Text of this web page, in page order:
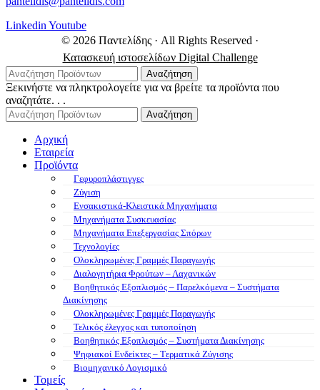
Linkedin Youtube
© 2026 Παντελίδης · All Rights Reserved ·
Κατασκευή ιστοσελίδων Digital Challenge
Αναζήτηση
Ξεκινήστε να πληκτρολογείτε για να βρείτε τα προϊόντα που
αναζητάτε. . .
Αναζήτηση
Αρχική
Εταιρεία
Προϊόντα
Γεφυροπλάστιγγες
Ζύγιση
Ενσακιστικά-Κλειστικά Μηχανήματα
Μηχανήματα Συσκευασίας
Μηχανήματα Επεξεργασίας Σπόρων
Τεχνολογίες
Ολοκληρωμένες Γραμμές Παραγωγής
Διαλογητήρια Φρούτων – Λαχανικών
Βοηθητικός Εξοπλισμός – Παρελκόμενα – Συστήματα
Διακίνησης
Ολοκληρωμένες Γραμμές Παραγωγής
Τελικός έλεγχος και τυποποίηση
Βοηθητικός Εξοπλισμός – Συστήματα Διακίνησης
Ψηφιακοί Ενδείκτες – Tερματικά Ζύγισης
Βιομηχανικό Λογισμικό
Τομείς